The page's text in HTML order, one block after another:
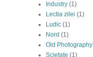
Industry (1)
Lectia zilei (1)
Ludic (1)
Nord (1)
Old Photography
Scietate (1)